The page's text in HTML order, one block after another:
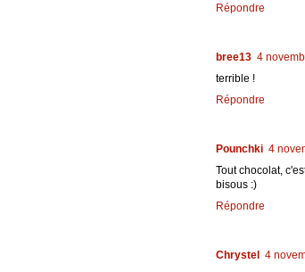
Répondre
bree13 4
terrible !
Répondre
Pounchki 4
Tout chocolat,
bisous :)
Répondre
Chrystel 4